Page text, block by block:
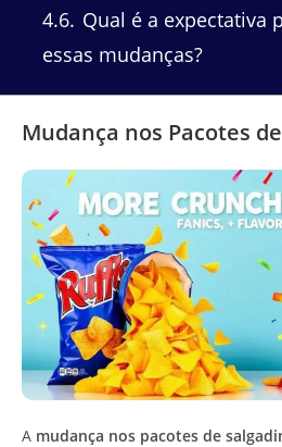
4.6 Qual é a expectativa
essas mudanças?
Mudança nos Pacotes
A mudança nos pacotes de